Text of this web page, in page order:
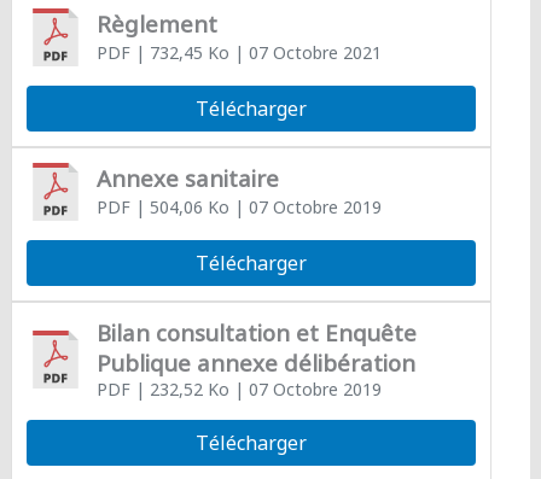
Règlement
PDF| 732,45 Ko | 07 Octobre 2021
Télécharger
Annexe sanitaire
PDF| 504,06 Ko | 07 Octobre 2019
Télécharger
Bilan consultation et Enquête
Publique annexe délibération
PDF| 232,52 Ko | 07 Octobre 2019
Télécharger